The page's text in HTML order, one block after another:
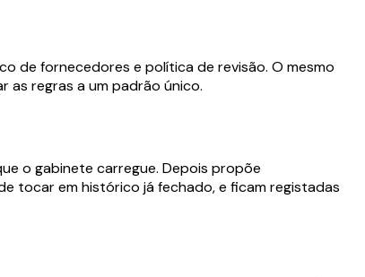
de fornecedores e política de revisão. O mesmo
as regras a um padrão único.
o gabinete carregue. Depois propõe
tocar em histórico já fechado, e ficam registadas